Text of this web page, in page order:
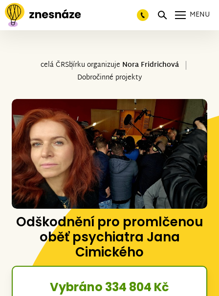
MENU
celá ČRSbírku organizuje Nora Fridrichová
Dobročinné projekty
Odškodnění pro promlčenou
oběť psychiatra Jana
Cimického
Vybráno 334 804 Kč